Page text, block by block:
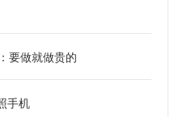
要做就做贵的
手机